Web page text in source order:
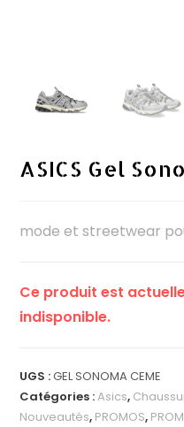
ASICS Gel
mode et streetwear
Ce produit est
indisponible.
UGS :GEL SONOMA CEME
Catégories :Asics,
Nouveautés, PROMOS,